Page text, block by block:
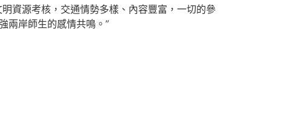
資源考核，交通情勢多樣、內容豐富，一切的參
兩岸師生的感情共鳴。”